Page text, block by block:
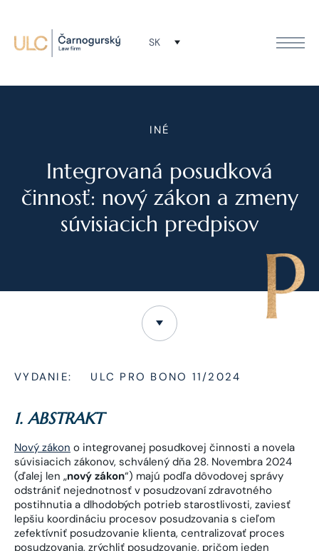
SK
INÉ
Integrovaná posudková
činnosť: nový zákon a zmeny
súvisiacich predpisov
VYDANIE: ULC PRO BONO 11/2024
1. ABSTRAKT
Nový zákon o integrovanej posudkovej činnosti a novela
súvisiacich zákonov, schválený dňa 28. Novembra 2024
(ďalej len „nový zákon“) majú podľa dôvodovej správy
odstrániť nejednotnosť v posudzovaní zdravotného
postihnutia a dlhodobých potrieb starostlivosti, zaviesť
lepšiu koordináciu procesov posudzovania s cieľom
zefektívniť posudzovanie klienta, centralizovať proces
posudzovania, zrýchliť posudzovanie, pričom jeden